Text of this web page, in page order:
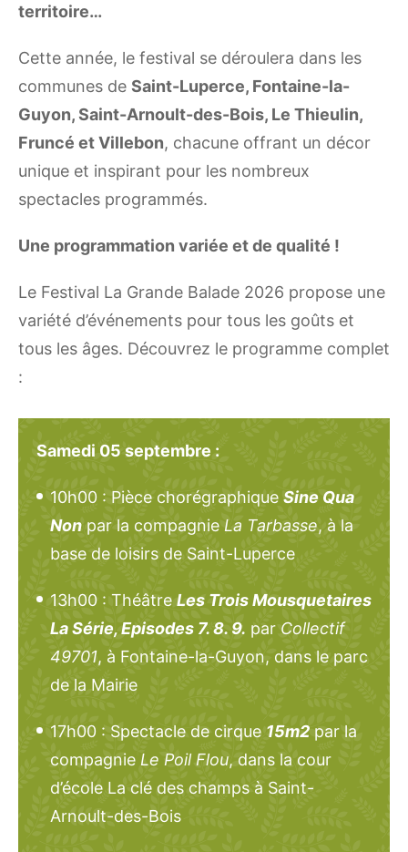
territoire…
Cette année, le festival se déroulera dans les
communes de Saint-Luperce, Fontaine-la-
Guyon, Saint-Arnoult-des-Bois, Le Thieulin,
Fruncé et Villebon, chacune offrant un décor
unique et inspirant pour les nombreux
spectacles programmés.
Une programmation variée et de qualité !
Le Festival La Grande Balade 2026 propose une
variété d’événements pour tous les goûts et
tous les âges. Découvrez le programme complet
:
Samedi 05 septembre :
10h00 : Pièce chorégraphique Sine Qua
Non par la compagnie La Tarbasse, à la
base de loisirs de Saint-Luperce
13h00 : Théâtre Les Trois Mousquetaires
La Série, Episodes 7. 8. 9. par Collectif
49701, à Fontaine-la-Guyon, dans le parc
de la Mairie
17h00 : Spectacle de cirque 15m2 par la
compagnie Le Poil Flou, dans la cour
d’école La clé des champs à Saint-
Arnoult-des-Bois